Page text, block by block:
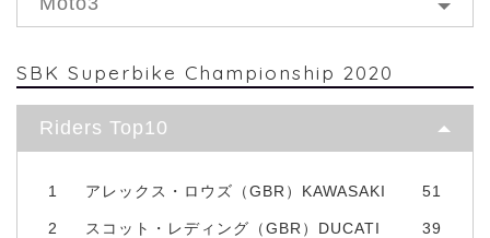
SBK Superbike Championship 2020
Riders Top10
1 アレックス・ロウズ（GBR）KAWASAKI 51
2 スコット・レディング（GBR）DUCATI 39